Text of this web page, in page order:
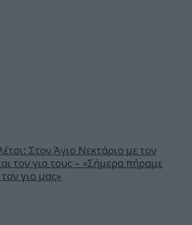
Στον Άγιο Νεκτάριο με τον
τον γιο τους – «Σήμερα πήραμε
γιο μας»